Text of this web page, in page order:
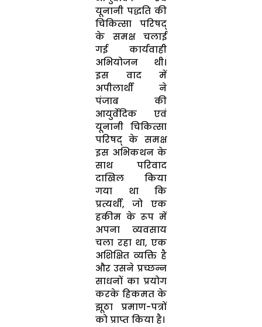
यूनानी पद्धति की
चिकित्सा परिषद्
के समक्ष चलाई
गई कार्यवाही
अभियोजन थी।
इस वाद में
अपीलार्थी ने
पंजाब की
आयुर्वेदिक एवं
यूनानी चिकित्सा
परिषद् के समक्ष
इस अभिकथन के
साथ परिवाद
दाखिल किया
गया था कि
प्रत्यर्थी, जो एक
हकीम के रूप में
अपना व्यवसाय
चला रहा था, एक
अशिक्षित व्यक्ति है
और उसने प्रच्छन्न
साधनों का प्रयोग
करके हिकमत के
झूठा प्रमाण-पत्रों
को प्राप्त किया है।